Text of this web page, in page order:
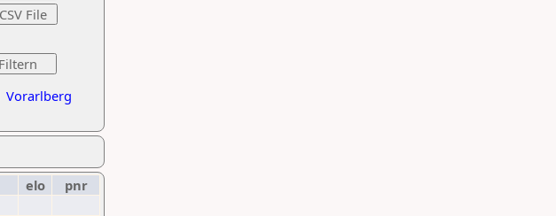
Vorarlberg
elo
pnr